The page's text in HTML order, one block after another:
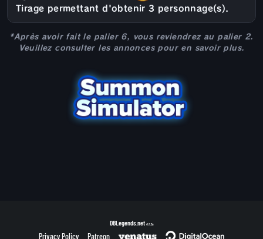
Tirage permettant d'obtenir 3 personnage(s).
*Après avoir fait le palier 6, vous reviendrez au palier 2.
Veuillez consulter les annonces pour en savoir plus.
DBLegends.net v1.1.5a
Privacy Policy Patreon